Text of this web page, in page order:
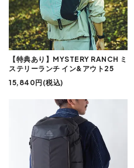
【特典あり】MYSTERY RANCH ミ
ステリーランチ イン&アウト25
15,840円(税込)